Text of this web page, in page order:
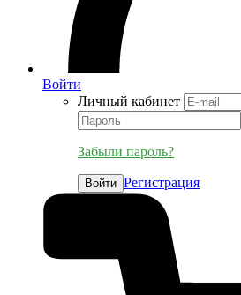
Войти
Личный кабинет
Забыли пароль?
Войти Регистрация